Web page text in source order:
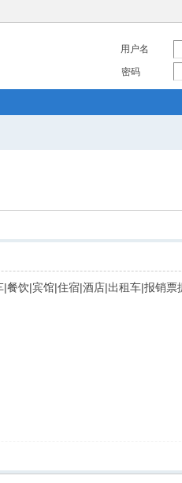
用户名
密码
饮|宾馆|住宿|酒店|出租车|报销票